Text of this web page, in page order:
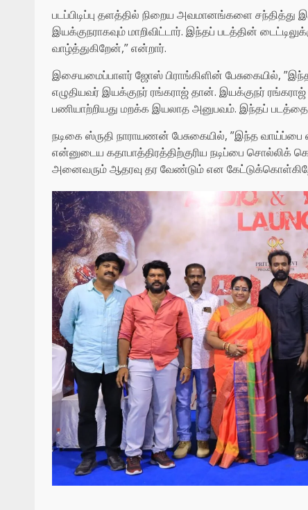
படப்பிடிப்பு தளத்தில் நிறைய அவமானங்களை
இயக்குநராகவும் மாறிவிட்டார். இந்தப் படத்தின்
வாழ்த்துகிறேன்,” என்றார்.
இசையமைப்பாளர் ஜோஸ் பிராங்கிளின் பேசுகையில்,
எழுதியவர் இயக்குநர் ரங்கராஜ் தான். இயக்குநர்
பணியாற்றியது மறக்க இயலாத அனுபவம். இந்தப்
நடிகை ஸ்ருதி நாராயணன் பேசுகையில், ”இந்த வாய்ப்பை
என்னுடைய கதாபாத்திரத்திற்குரிய நடிப்பை சொல்லிக்
அனைவரும் ஆதரவு தர வேண்டும் என